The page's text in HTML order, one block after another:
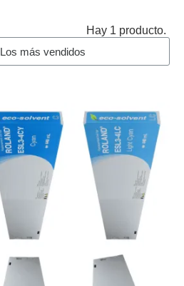
Hay 1 producto.